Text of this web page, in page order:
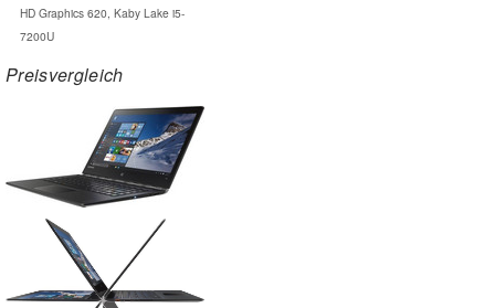
HD Graphics 620, Kaby Lake i5-
7200U
Preisvergleich